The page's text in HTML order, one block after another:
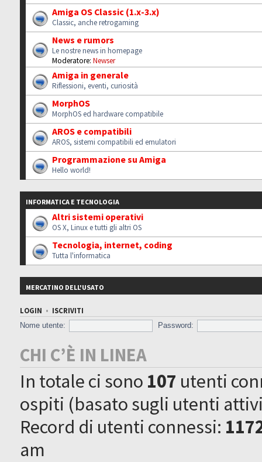
Amiga OS Classic (1.x-3.x)
Classic, anche retrogaming
News e rumors
Le nostre news in homepage
Moderatore: Newser
Amiga in generale
Riflessioni, eventi, curiosità
MorphOS
MorphOS ed hardware compatibile
AROS e compatibili
AROS, sistemi compatibili ed emulatori
Programmazione su Amiga
Hello world!
INFORMATICA E TECNOLOGIA
Altri sistemi operativi
OS X, Linux e tutti gli altri OS
Tecnologia, internet, coding
Tutta l'informatica
MERCATINO DELL'USATO
LOGIN • ISCRIVITI
Nome utente:
Password:
CHI C’È IN LINEA
In totale ci sono 107 utenti
ospiti (basato sugli utenti
Record di utenti connessi:
am